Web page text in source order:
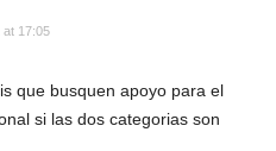
at 17:05
que busquen apoyo para el
si las dos categorias son